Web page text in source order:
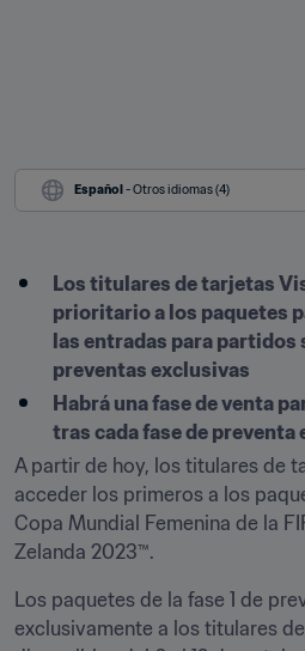
Español - Otros idiomas (4)
Los titulares de tarjetas
prioritario a los paquetes
las entradas para partidos
preventas exclusivas
Habrá una fase de venta
tras cada fase de preventa
A partir de hoy, los titulares de
acceder los primeros a los
Copa Mundial Femenina de la
Zelanda 2023™.
Los paquetes de la fase 1 de
exclusivamente a los titulares